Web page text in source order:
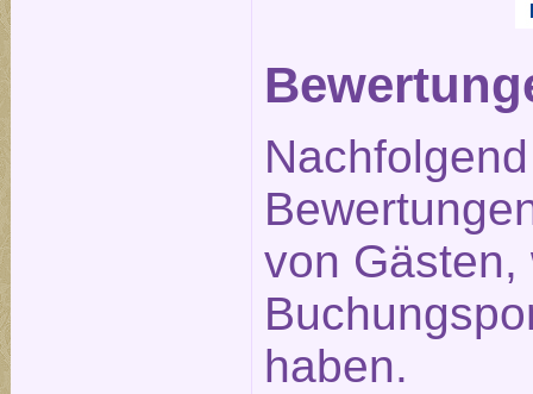
von
haben.